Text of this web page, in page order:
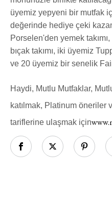
Moda
fikirler, öne çıkan
vogue trendler,
sırları ve en
haberdar olmak
bültenimize
üyemiz yepyeni bir mutfak
değerinde hediye çeki
Porselen'den yemek
bıçak takımı, iki üyemiz
ve 20 üyemiz bir senelik
Haydi, Mutlu Mutfaklar,
katılmak, Platinum
tariflerine ulaşmak için